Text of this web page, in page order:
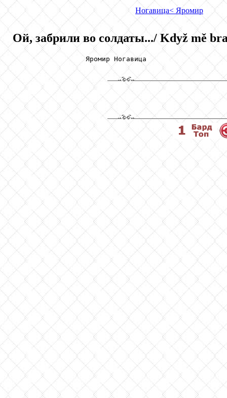
Ногавица< Яромир
Ой, забрили во солдаты.../ Když mě
                  Яромир Ногавица